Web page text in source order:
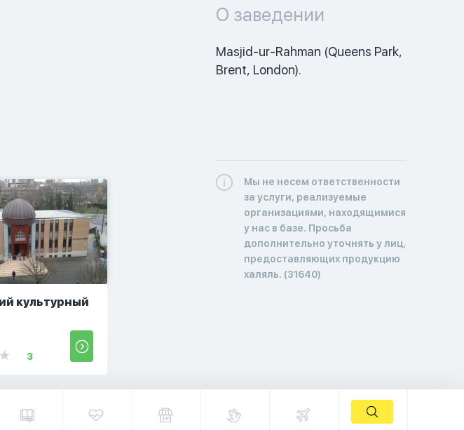
культурный
3
О заведении
Masjid-ur-Rahman (Queens Park,
Brent, London).
Мы не несем ответственности
за услуги, реализуемые
организациями, находящимися
у нас в базе. Просьба
дополнительно уточнять у лиц,
предоставляющих продукцию
халяль. (31640)